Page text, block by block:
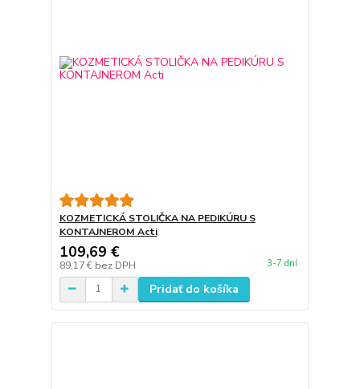
KOZMETICKÁ STOLIČKA NA PEDIKÚRU S
KONTAJNEROM Acti
109,69 €
89,17 € bez DPH 3-7 dní
Pridať do košíka